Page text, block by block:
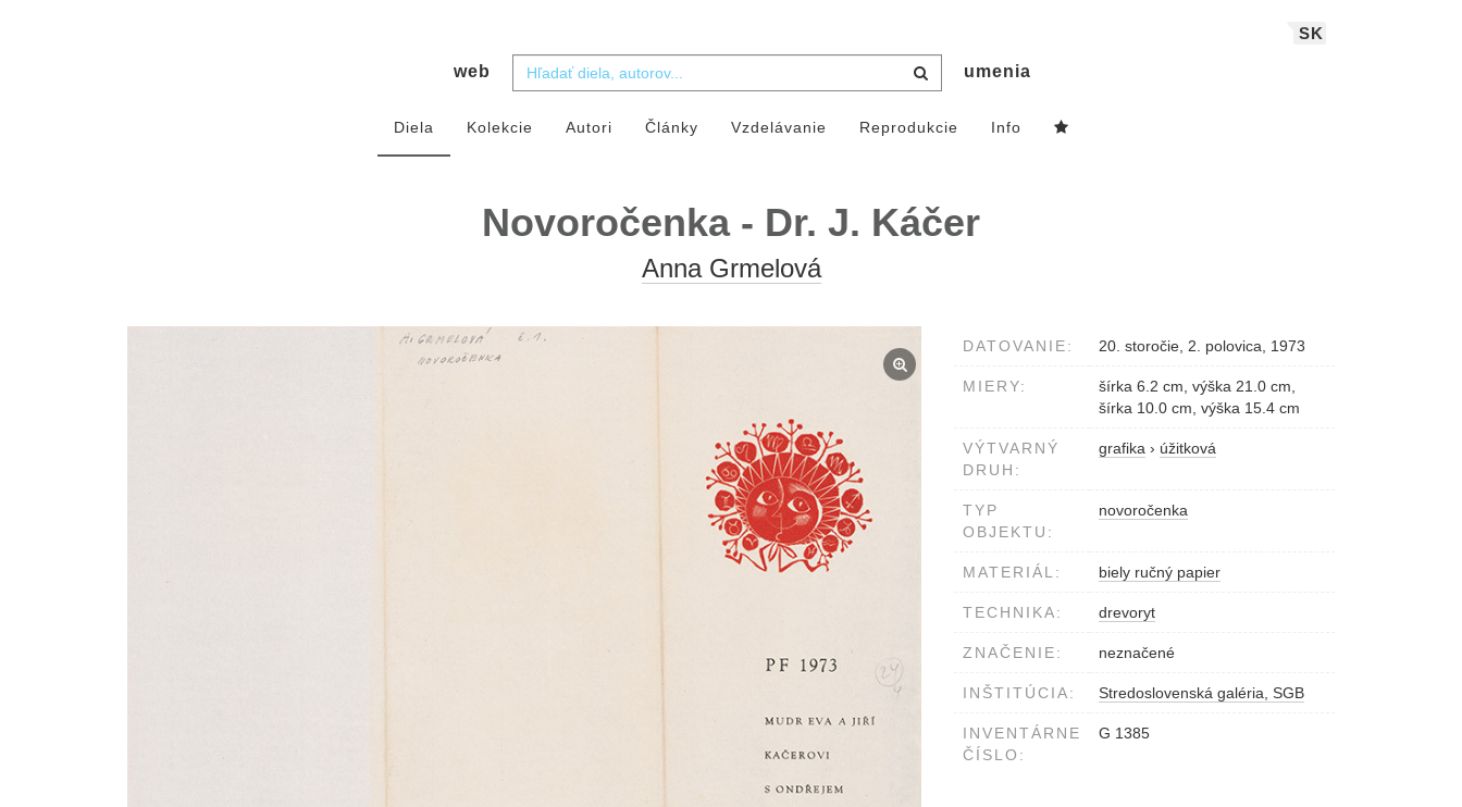
SK
web umenia
Diela Kolekcie Autori Články Vzdelávanie Reprodukcie Info
Novoročenka - Dr. J. Káčer
Anna Grmelová
DATOVANIE: 20. storočie, 2. polovica, 1973
MIERY:
šírka 6.2 cm, výška 21.0 cm,
šírka 10.0 cm, výška 15.4 cm
VÝTVARNÝ
DRUH:
grafika › úžitková
TYP
OBJEKTU:
novoročenka
MATERIÁL: biely ručný papier
TECHNIKA: drevoryt
ZNAČENIE: neznačené
INŠTITÚCIA: Stredoslovenská galéria, SGB
INVENTÁRNE
ČÍSLO:
G 1385